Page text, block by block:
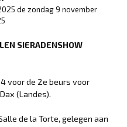
de zondag 9 november
SIERADENSHOW
voor de 2e beurs voor
(Landes).
de la Torte, gelegen aan